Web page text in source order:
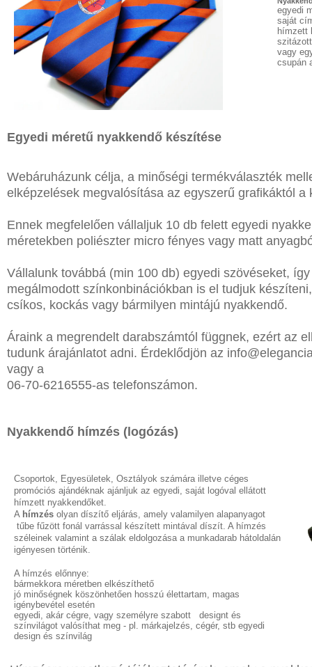
REGISZTRÁCIÓ
NAGYKERESKEDELEM
MÉRETTÁBLÁZAT
MUNKA-
ÉS
FORMARUHA
DÍSZDOBOZOS
TERMÉKEK
MOST
ÉRKEZETT!
BALLAGÁSRA
Egyedi
nyakkendő,
ing
készítés,
Nyakkendő
tudnivalók
DÍSZDOBOZBAN
ESKÜVŐI
KIEGÉSZÍTŐK
GYÁSZ
TERMÉKEK
MUNKA-,FORMARUHA
Narancs
Bézs
Fehér
Fekete
Grafit
Rózsaszín
Bordó
Keki
Extra
csomagolás
NYARALÁSHOZ
Unisex
termék
egyedi
saját
hímzett
szitázott
vagy
csupán
Egyedi méretű nyakkendő készítése
Webáruházunk célja, a minőségi termékválaszték
elképzelések megvalósítása az egyszerű grafikáktól a
Ennek megfelelően vállaljuk 10 db felett egyedi
méretekben poliészter micro fényes vagy matt
Vállalunk továbbá (min 100 db) egyedi szövéseket,
megálmodott színkonbinációkban is el tudjuk
csíkos, kockás vagy bármilyen mintájú nyakkendő.
Áraink a megrendelt darabszámtól függnek, ezért az
tudunk árajánlatot adni. Érdeklődjön az info@e
vagy a
06-70-6216555-as telefonszámon.
Nyakkendő hímzés (logózás)
Csoportok, Egyesületek, Osztályok számára illetve céges
promóciós ajándéknak ajánljuk az egyedi, saját logóval ellátott
hímzett nyakkendőket.
A hímzés olyan díszítő eljárás, amely valamilyen alapanyagot
tűbe fűzött fonál varrással készített mintával díszít. A hímzés
széleinek valamint a szálak eldolgozása a munkadarab hátoldalán
igényesen történik.
A hímzés előnnye:
bármekkora méretben elkészíthető
jó minőségnek köszönhetően hosszú élettartam, magas
igénybevétel esetén
egyedi, akár cégre, vagy személyre szabott designt és
színvilágot valósíthat meg - pl. márkajelzés, cégér, stb egyedi
design és színvilág